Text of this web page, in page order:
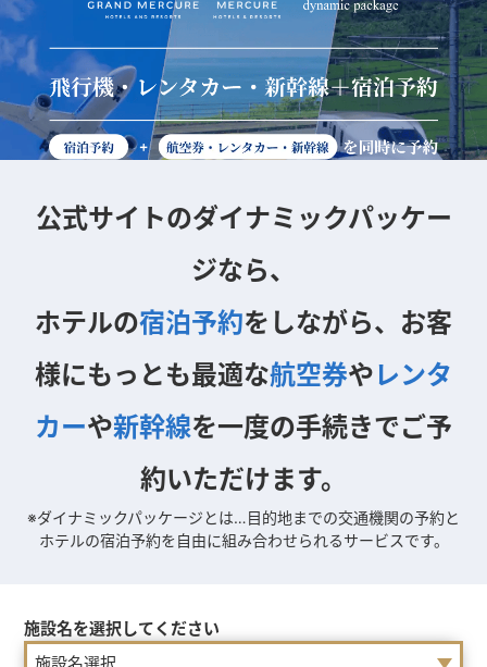
公式サイトのダイナミックパッケー
ジなら、
ホテルの宿泊予約をしながら、お客
様にもっとも最適な航空券やレンタ
カーや新幹線を一度の手続きでご予
約いただけます。
※ダイナミックパッケージとは…目的地までの交通機関の予約と
ホテルの宿泊予約を自由に組み合わせられるサービスです。
施設名を選択してください